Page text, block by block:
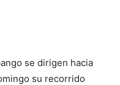
se dirigen hacia
su recorrido